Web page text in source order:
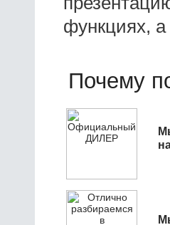
функциях,
Почему